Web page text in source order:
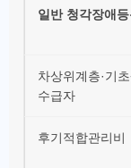
일반 청각장애
차상위계층·기
수급자
후기적합관리비